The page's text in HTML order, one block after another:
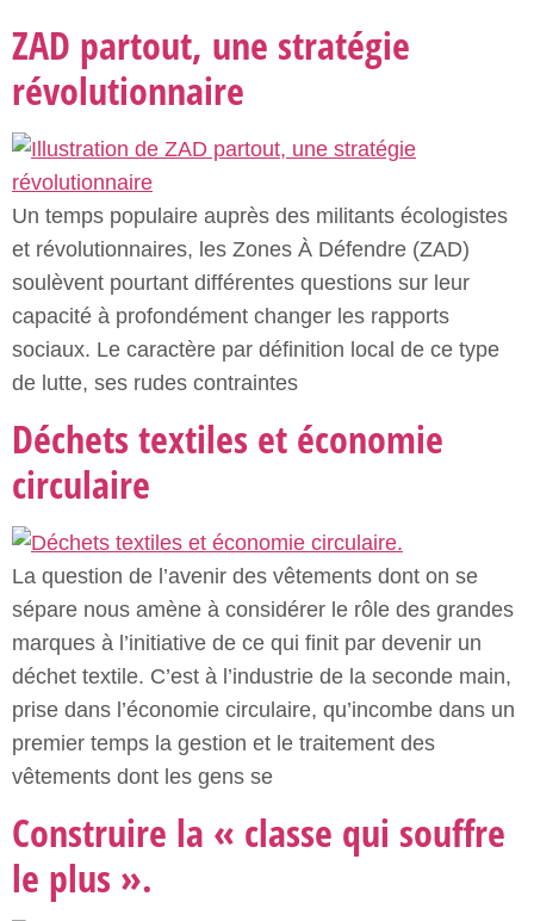
ZAD partout, une stratégie
révolutionnaire
Un temps populaire auprès des militants écologistes
et révolutionnaires, les Zones À Défendre (ZAD)
soulèvent pourtant différentes questions sur leur
capacité à profondément changer les rapports
sociaux. Le caractère par définition local de ce type
de lutte, ses rudes contraintes
Déchets textiles et économie
circulaire
La question de l’avenir des vêtements dont on se
sépare nous amène à considérer le rôle des grandes
marques à l’initiative de ce qui finit par devenir un
déchet textile. C’est à l’industrie de la seconde main,
prise dans l’économie circulaire, qu’incombe dans un
premier temps la gestion et le traitement des
vêtements dont les gens se
Construire la « classe qui souffre
le plus ».